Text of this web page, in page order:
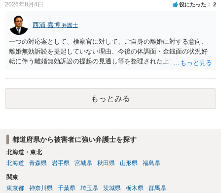
2026年8月4日 役にたった 2
西浦 嘉博 弁護士
一つの対応案として、検察官に対して、ご自身の離婚に対する意向、
離婚無効訴訟を提起していない理由、今後の体調面・金銭面の状況好
転に伴う離婚無効訴訟の提起の見通し等を整理された上で、書面とし
検察官の処分判断の際、相談者さんの意向を示す証拠の一つとして位
置づけられる様に思われます。 より詳細についてお聞きになりたい場
合、最寄りの法律事務所での相談を検討ください
もっとみる
都道府県から被害者に強い弁護士を探す
北海道・東北
北海道
青森県 岩手県 宮城県 秋田県 山形県 福島県
関東
東京都
神奈川県 千葉県 埼玉県 茨城県 栃木県 群馬県